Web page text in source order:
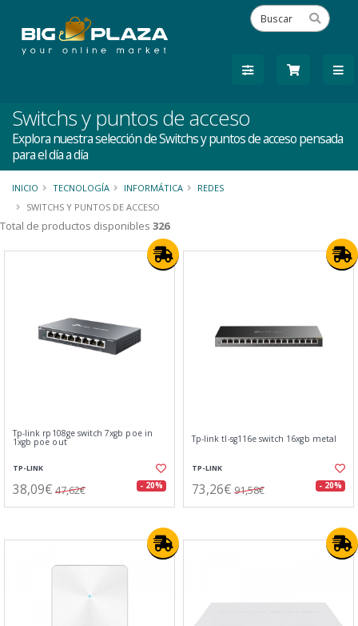
Switchs y puntos de acceso
Explora nuestra selección de Switchs y puntos de acceso pensada
para el día a día
INICIO TECNOLOGÍA INFORMÁTICA
REDES
SWITCHS Y PUNTOS DE ACCESO
Total de productos disponibles 326
Tp-link rp108ge switch 7xgb poe in
1xgb poe out
TP-LINK
38,09€ 47,62€ - 20%
Tp-link tl-sg116e switch 16xgb metal
TP-LINK
73,26€ 91,58€ - 20%